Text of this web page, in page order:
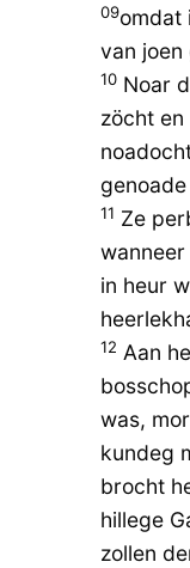
09omdat
van joen
10Noar
zöcht
11 Ze
in heur
12 Aan
was,
kundeg
brocht
hillege
zollen